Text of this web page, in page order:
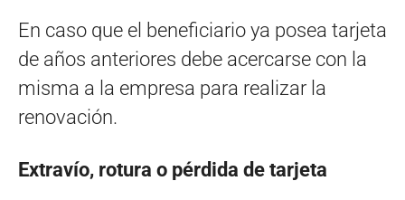
En caso que el beneficiario ya posea tarjeta
de años anteriores debe acercarse con la
misma a la empresa para realizar la
renovación.
Extravío, rotura o pérdida de tarjeta